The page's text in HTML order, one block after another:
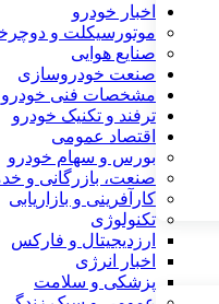
اخبار خودرو
موتورسیکلت و
صنایع هوایی
صنعت خودروسازی
مشخصات فنی خودرو
ترفند و تکنیک خودرو
اقتصاد عمومی
بورس و سهام خودرو
صنعت، بازرگانی و
کارآفرینی و بازاریابی
تکنولوژی
ارزدیجیتال و فارکس
اخبار انرژی
پزشکی و سلامت